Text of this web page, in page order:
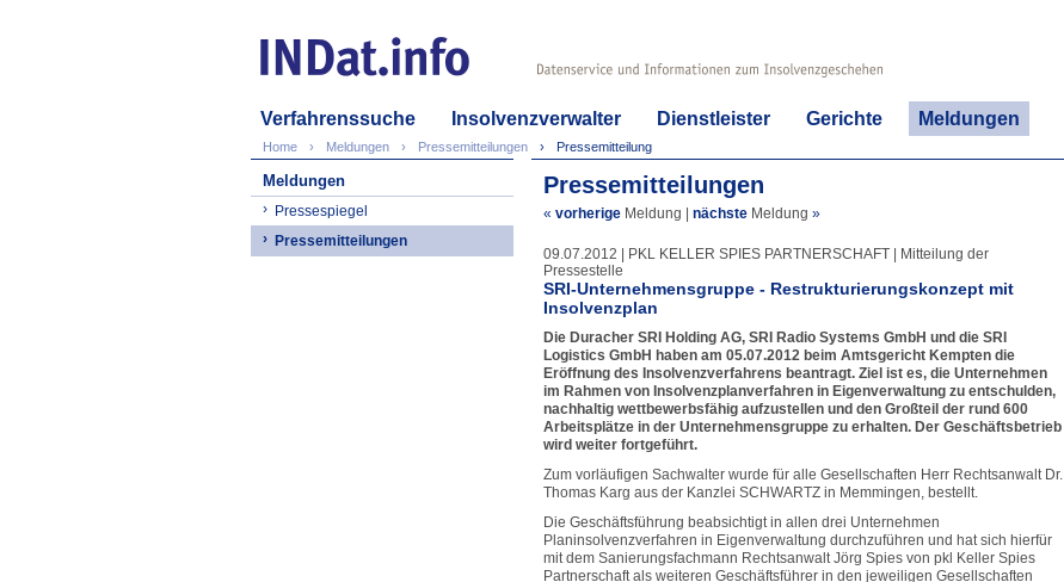
Verfahrenssuche Insolvenzverwalter Dienstleister Gerichte Meldungen
Home Meldungen Pressemitteilungen Pressemitteilung
Meldungen
Pressespiegel
Pressemitteilungen
Pressemitteilungen
« vorherige Meldung nächste Meldung »
09.07.2012 | PKL KELLER SPIES PARTNERSCHAFT | Mitteilung der
Pressestelle
SRI-Unternehmensgruppe - Restrukturierungskonzept mit
Insolvenzplan
Die Duracher SRI Holding AG, SRI Radio Systems GmbH und die SRI
Logistics GmbH haben am 05.07.2012 beim Amtsgericht Kempten die
Eröffnung des Insolvenzverfahrens beantragt. Ziel ist es, die Unternehmen
im Rahmen von Insolvenzplanverfahren in Eigenverwaltung zu entschulden,
nachhaltig wettbewerbsfähig aufzustellen und den Großteil der rund 600
Arbeitsplätze in der Unternehmensgruppe zu erhalten. Der Geschäftsbetrieb
wird weiter fortgeführt.
Zum vorläufigen Sachwalter wurde für alle Gesellschaften Herr Rechtsanwalt Dr.
Thomas Karg aus der Kanzlei SCHWARTZ in Memmingen, bestellt.
Die Geschäftsführung beabsichtigt in allen drei Unternehmen
Planinsolvenzverfahren in Eigenverwaltung durchzuführen und hat sich hierfür
mit dem Sanierungsfachmann Rechtsanwalt Jörg Spies von pkl Keller Spies
Partnerschaft als weiteren Geschäftsführer in den jeweiligen Gesellschaften